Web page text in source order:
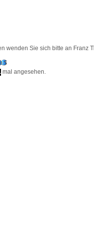
wenden Sie sich bitte an Franz
mal angesehen.